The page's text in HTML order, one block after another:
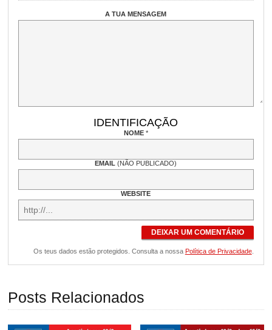
A TUA MENSAGEM
IDENTIFICAÇÃO
NOME *
EMAIL(NÃO PUBLICADO)
WEBSITE
DEIXAR UM COMENTÁRIO
Os teus dados estão protegidos. Consulta a nossa Política de Privacidade.
Posts Relacionados